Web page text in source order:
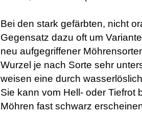
Bei den stark gefärbten, nicht
Gegensatz dazu oft um
neu aufgegriffener
Wurzel je nach Sorte sehr
weisen eine durch
Sie kann vom Hell- oder Tiefrot
Möhren fast schwarz